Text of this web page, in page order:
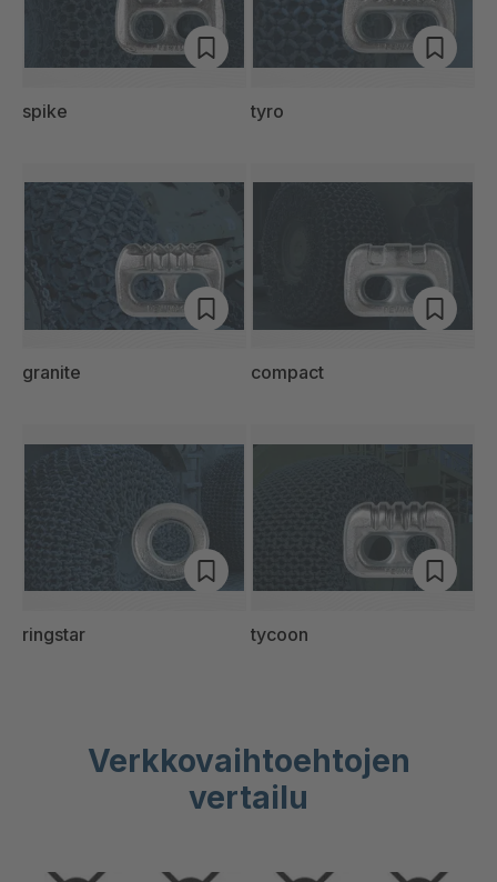
spike tyro
granite compact
ringstar tycoon
Verkkovaihtoehtojen
vertailu